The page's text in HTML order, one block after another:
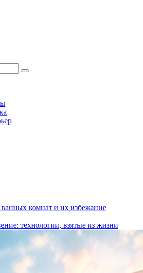
комнат и их избежание
технологии, взятые из жизни